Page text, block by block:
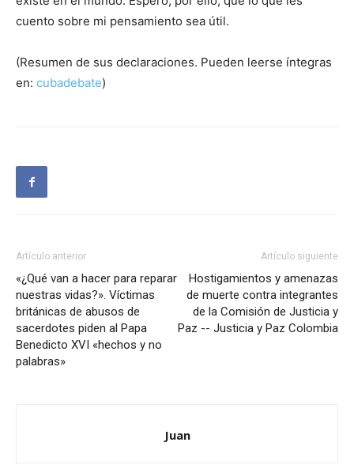
cuento sobre mi pensamiento sea útil.
(Resumen de sus declaraciones. Pueden leerse íntegras
en: cubadebate)
Artículo anterior
«¿Qué van a hacer para reparar
nuestras vidas?». Víctimas
británicas de abusos de
sacerdotes piden al Papa
Benedicto XVI «hechos y no
palabras»
Artículo siguiente
Hostigamientos y amenazas
de muerte contra integrantes
de la Comisión de Justicia y
Paz -- Justicia y Paz Colombia
Juan